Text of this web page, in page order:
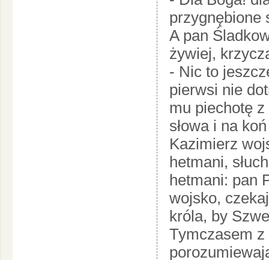
przygnębione
A pan
żywiej,
- Nic to
pierwsi nie
mu piechotę
słowa i na
Kazimierz
hetmani,
hetmani: pan
wojsko,
króla, by
Tymczasem